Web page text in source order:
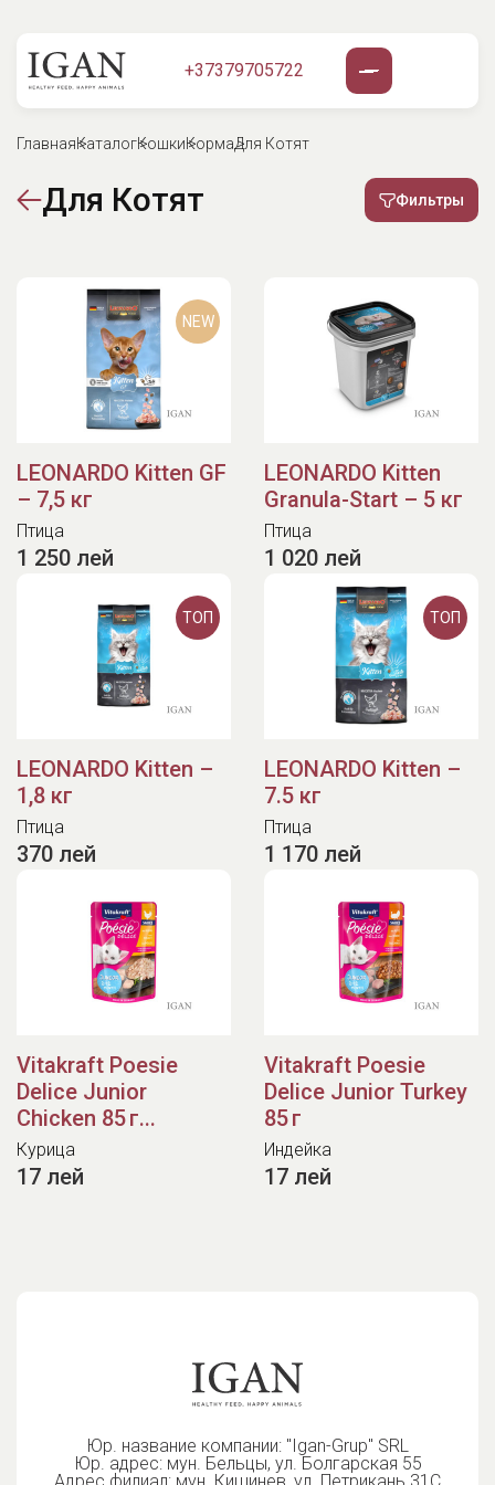
+37379705722
ГлавнаяКаталогКошкиКормаДля Котят
Для Котят Фильтры
NEW
LEONARDO Kitten GF
– 7,5 кг
Птица
1 250 лей
LEONARDO Kitten
Granula-Start – 5 кг
Птица
1 020 лей
ТОП
LEONARDO Kitten –
1,8 кг
Птица
370 лей
ТОП
LEONARDO Kitten –
7.5 кг
Птица
1 170 лей
Vitakraft Poesie
Delice Junior
Chicken 85 г...
Курица
17 лей
Vitakraft Poesie
Delice Junior Turkey
85 г
Индейка
17 лей
Юр. название компании: "Igan-Grup" SRL
Юр. адрес: мун. Бельцы, ул. Болгарская 55